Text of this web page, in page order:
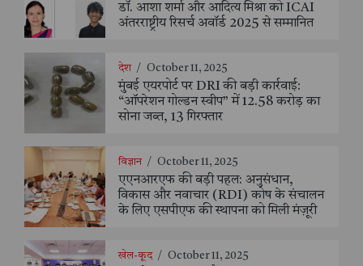
डॉ. आशा शर्मा और आदित्य मिश्रा को ICAI
अंतरराष्ट्रीय रिसर्च अवॉर्ड 2025 से सम्मानित
देश / October 11, 2025
मुंबई एयरपोर्ट पर DRI की बड़ी कार्रवाई:
“ऑपरेशन गोल्डन स्वीप” में 12.58 करोड़ का
सोना जब्त, 13 गिरफ्तार
विज्ञान / October 11, 2025
एएनआरएफ की बड़ी पहल: अनुसंधान,
विकास और नवाचार (RDI) कोष के संचालन
के लिए एसपीएफ की स्थापना को मिली मंज़ूरी
खेल-कूद / October 11, 2025